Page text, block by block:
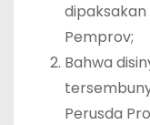
Pemprov;
Bahwa
Perusda